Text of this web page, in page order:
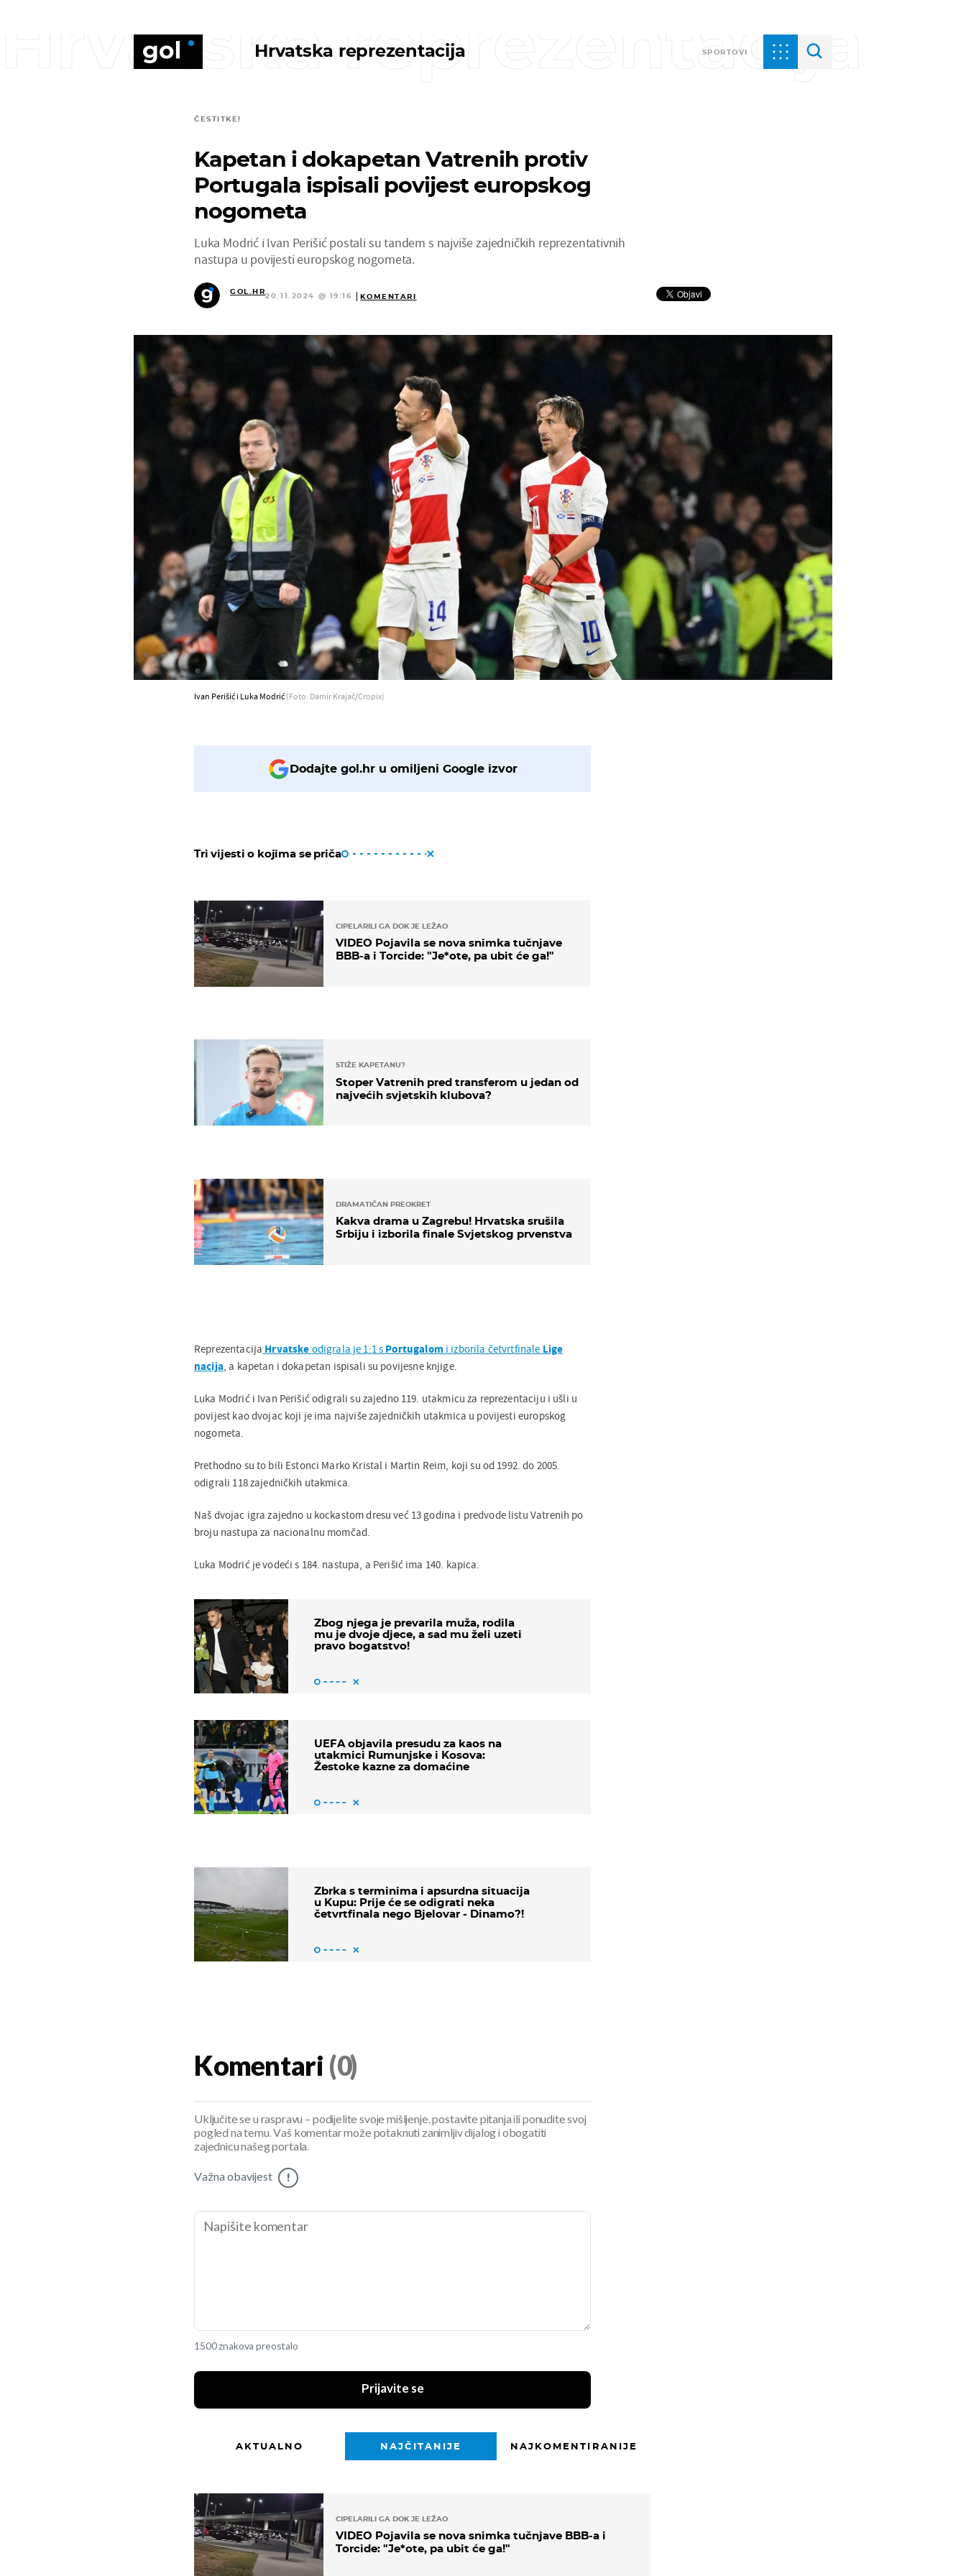
Hrvatska reprezentacija SPORTOVI
Hrvatska reprezentacija
ČESTITKE!
Kapetan i dokapetan Vatrenih protiv
Portugala ispisali povijest europskog
nogometa
Luka Modrić i Ivan Perišić postali su tandem s najviše zajedničkih reprezentativnih
nastupa u povijesti europskog nogometa.
GOL.HR
20.11.2024 @ 19:16 KOMENTARI
Ivan Perišić i Luka Modrić (Foto: Damir Krajač/Cropix)
Dodajte gol.hr u omiljeni Google izvor
Tri vijesti o kojima se priča
CIPELARILI GA DOK JE LEŽAO
VIDEO Pojavila se nova snimka tučnjave
BBB-a i Torcide: "Je*ote, pa ubit će ga!"
STIŽE KAPETANU?
Stoper Vatrenih pred transferom u jedan od
najvećih svjetskih klubova?
DRAMATIČAN PREOKRET
Kakva drama u Zagrebu! Hrvatska srušila
Srbiju i izborila finale Svjetskog prvenstva
Reprezentacija Hrvatske odigrala je 1:1 s Portugalom i izborila četvrtfinale Lige
nacija, a kapetan i dokapetan ispisali su povijesne knjige.
Luka Modrić i Ivan Perišić odigrali su zajedno 119. utakmicu za reprezentaciju i ušli u
povijest kao dvojac koji je ima najviše zajedničkih utakmica u povijesti europskog
nogometa.
Prethodno su to bili Estonci Marko Kristal i Martin Reim, koji su od 1992. do 2005.
odigrali 118 zajedničkih utakmica.
Naš dvojac igra zajedno u kockastom dresu već 13 godina i predvode listu Vatrenih po
broju nastupa za nacionalnu momčad.
Luka Modrić je vodeći s 184. nastupa, a Perišić ima 140. kapica.
Zbog njega je prevarila muža, rodila
mu je dvoje djece, a sad mu želi uzeti
pravo bogatstvo!
UEFA objavila presudu za kaos na
utakmici Rumunjske i Kosova:
Žestoke kazne za domaćine
Zbrka s terminima i apsurdna situacija
u Kupu: Prije će se odigrati neka
četvrtfinala nego Bjelovar - Dinamo?!
Komentari (0)
Uključite se u raspravu – podijelite svoje mišljenje, postavite pitanja ili ponudite svoj
pogled na temu. Vaš komentar može potaknuti zanimljiv dijalog i obogatiti
zajednicu našeg portala.
Važna obavijest !
1500 znakova preostalo
Prijavite se
AKTUALNO NAJČITANIJE NAJKOMENTIRANIJE
CIPELARILI GA DOK JE LEŽAO
VIDEO Pojavila se nova snimka tučnjave BBB-a i
Torcide: "Je*ote, pa ubit će ga!"